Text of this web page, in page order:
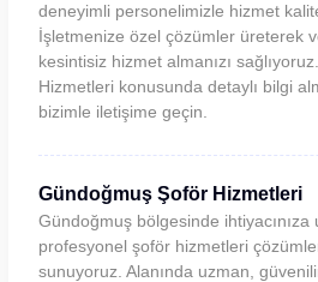
deneyimli personelimizle hizmet
İşletmenize özel çözümler üreterek
kesintisiz hizmet almanızı
Hizmetleri konusunda detaylı bilgi
bizimle iletişime geçin.
Gündoğmuş Şoför Hizmetleri
Gündoğmuş bölgesinde ihtiyacınıza
profesyonel şoför hizmetleri
sunuyoruz. Alanında uzman,